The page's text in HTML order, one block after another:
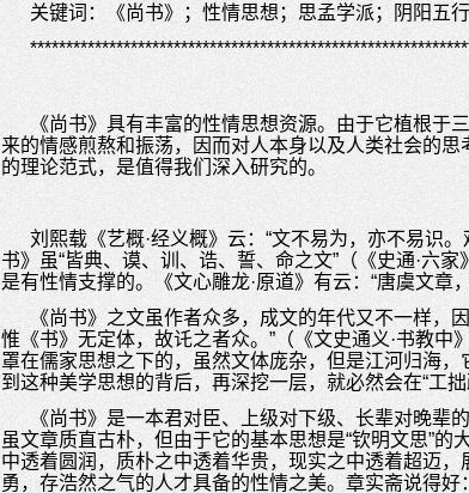
关键词：《尚书》；性情思想；思孟学派；阴阳五行
《尚书》具有丰富的性情思想资源。由于它植根
来的情感煎熬和振荡，因而对人本身以及人类社会的
的理论范式，是值得我们深入研究的。
刘熙载《艺概·经义概》云：“文不易为，亦不易识
书》虽“皆典、谟、训、诰、誓、命之文”（《史通·六
是有性情支撑的。《文心雕龙·原道》有云：“唐虞文章
《尚书》之文虽作者众多，成文的年代又不一样，
惟《书》无定体，故讬之者众。”（《文史通义·书教
罩在儒家思想之下的，虽然文体庞杂，但是江河归海
到这种美学思想的背后，再深挖一层，就必然会在“工拙
《尚书》是一本君对臣、上级对下级、长辈对晚辈
虽文章质直古朴，但由于它的基本思想是“钦明文思”的
中透着圆润，质朴之中透着华贵，现实之中透着超迈
勇，存浩然之气的人才具备的性情之美。章实斋说得好